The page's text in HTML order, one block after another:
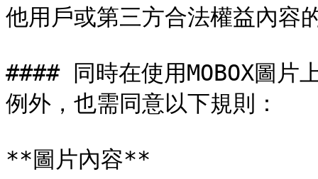
他用戶或第三方合法權益內容
#### 同時在使用MOBOX圖片
例外，也需同意以下規則：
**圖片內容**